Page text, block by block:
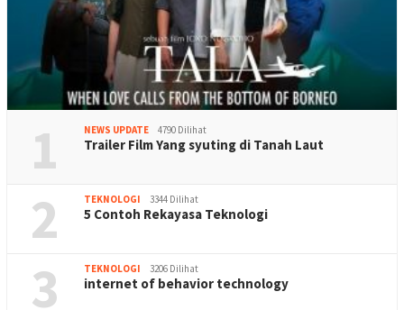
1 NEWS UPDATE 4790 Dilihat
Trailer Film Yang syuting di Tanah Laut
2 TEKNOLOGI 3344 Dilihat
5 Contoh Rekayasa Teknologi
3 TEKNOLOGI 3206 Dilihat
internet of behavior technology